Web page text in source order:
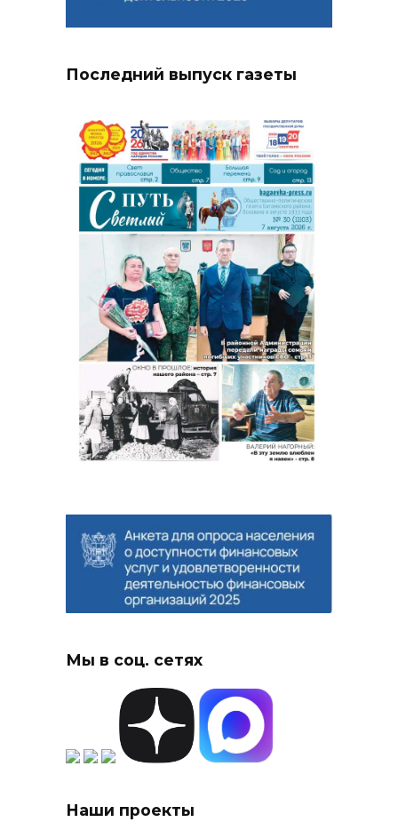
Последний выпуск газеты
Мы в соц. сетях
Наши проекты